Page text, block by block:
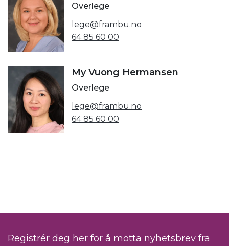
Overlege
lege@frambu.no
64 85 60 00
My Vuong Hermansen
Overlege
lege@frambu.no
64 85 60 00
Registrér deg her for å motta nyhetsbrev fra